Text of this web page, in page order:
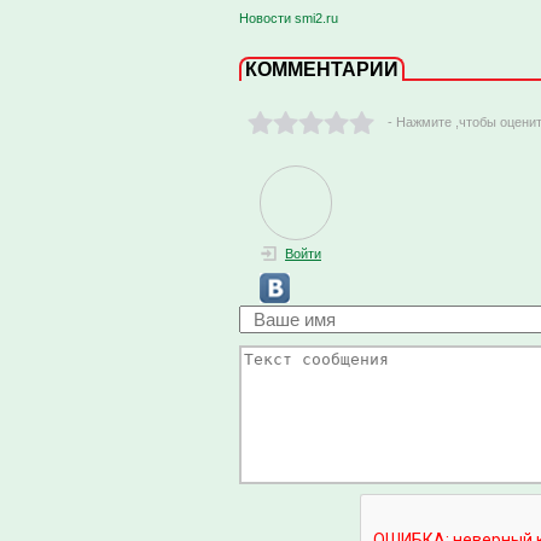
Новости smi2.ru
КОММЕНТАРИИ
- Нажмите ,чтобы
Войти